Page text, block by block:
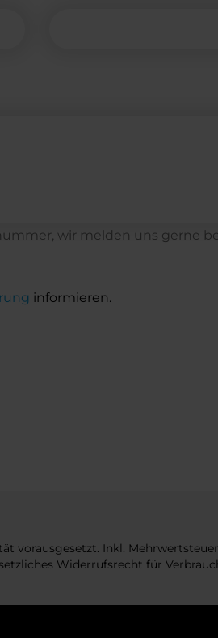
wir melden uns gerne
informieren.
vorausgesetzt. Inkl.
Widerrufsrecht für